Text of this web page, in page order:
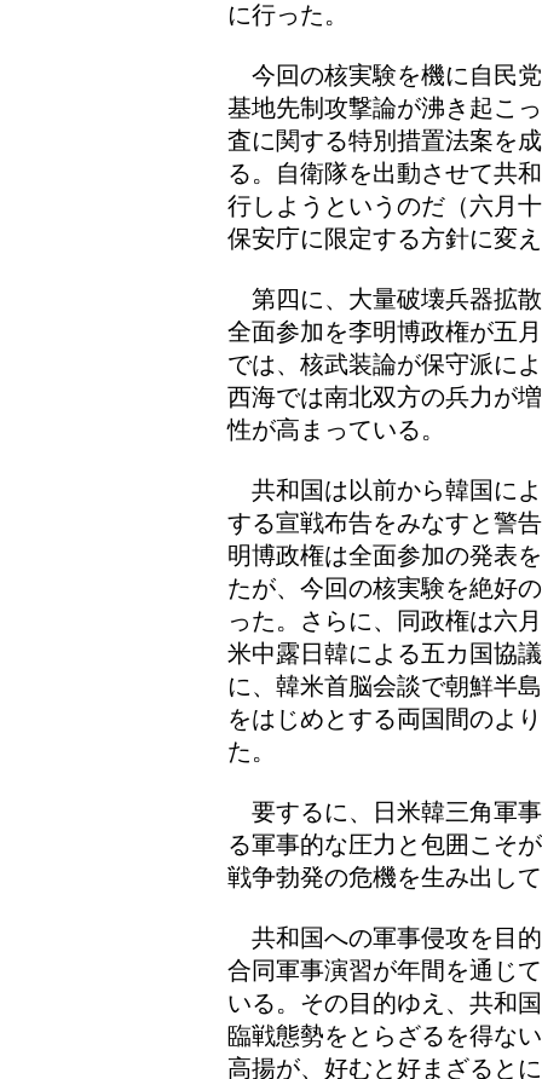
に行った。
今回の核実験を機に自民
基地先制攻撃論が沸き起こ
査に関する特別措置法案を
る。自衛隊を出動させて共
行しようというのだ（六月
保安庁に限定する方針に変
第四に、大量破壊兵器拡
全面参加を李明博政権が五
では、核武装論が保守派に
西海では南北双方の兵力が
性が高まっている。
共和国は以前から韓国に
する宣戦布告をみなすと警
明博政権は全面参加の発表
たが、今回の核実験を絶好
った。さらに、同政権は六
米中露日韓による五カ国協
に、韓米首脳会談で朝鮮半
をはじめとする両国間のよ
た。
要するに、日米韓三角軍
る軍事的な圧力と包囲こそ
戦争勃発の危機を生み出し
共和国への軍事侵攻を目
合同軍事演習が年間を通じ
いる。その目的ゆえ、共和
臨戦態勢をとらざるを得な
高揚が、好むと好まざると